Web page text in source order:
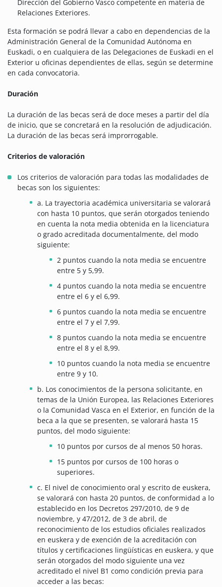
Dirección del Gobierno Vasco competente en materia de
Relaciones Exteriores.
Esta formación se podrá llevar a cabo en dependencias de la
Administración General de la Comunidad Autónoma en
Euskadi, o en cualquiera de las Delegaciones de Euskadi en el
Exterior u oficinas dependientes de ellas, según se determine
en cada convocatoria.
Duración
La duración de las becas será de doce meses a partir del día
de inicio, que se concretará en la resolución de adjudicación.
La duración de las becas será improrrogable.
Criterios de valoración
Los criterios de valoración para todas las modalidades de
becas son los siguientes:
a. La trayectoria académica universitaria se valorará
con hasta 10 puntos, que serán otorgados teniendo
en cuenta la nota media obtenida en la licenciatura
o grado acreditada documentalmente, del modo
siguiente:
2 puntos cuando la nota media se encuentre
entre 5 y 5,99.
4 puntos cuando la nota media se encuentre
entre el 6 y el 6,99.
6 puntos cuando la nota media se encuentre
entre el 7 y el 7,99.
8 puntos cuando la nota media se encuentre
entre el 8 y el 8,99.
10 puntos cuando la nota media se encuentre
entre 9 y 10.
b. Los conocimientos de la persona solicitante, en
temas de la Unión Europea, las Relaciones Exteriores
o la Comunidad Vasca en el Exterior, en función de la
beca a la que se presenten, se valorará hasta 15
puntos, del modo siguiente:
10 puntos por cursos de al menos 50 horas.
15 puntos por cursos de 100 horas o
superiores.
c. El nivel de conocimiento oral y escrito de euskera,
se valorará con hasta 20 puntos, de conformidad a lo
establecido en los Decretos 297/2010, de 9 de
noviembre, y 47/2012, de 3 de abril, de
reconocimiento de los estudios oficiales realizados
en euskera y de exención de la acreditación con
títulos y certificaciones lingüísticas en euskera, y que
serán otorgados del modo siguiente una vez
acreditado el nivel B1 como condición previa para
acceder a las becas: